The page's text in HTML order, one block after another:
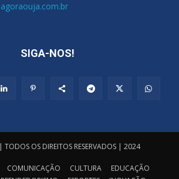
SIGA-NOS!
TODOS OS DIREITOS RESERVADOS | 2024
COMUNICAÇÃO CULTURA
EDUCAÇÃO